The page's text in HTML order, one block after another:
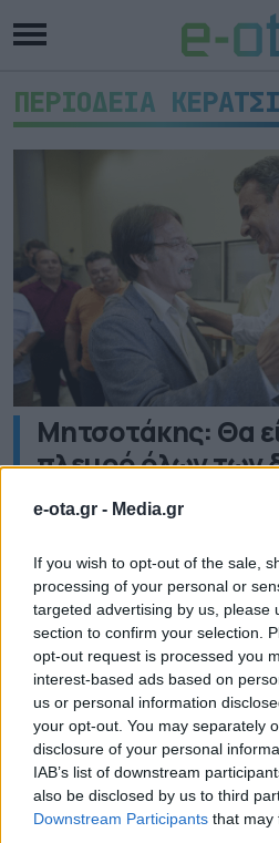
e-ota.gr - Media.gr
If you wish to opt-out of the sale,
processing of your personal or
targeted advertising by us, please
section to confirm your selection.
opt-out request is processed you
interest-based ads based on
us or personal information
your opt-out. You may separately
disclosure of your personal
IAB’s list of downstream
also be disclosed by us to third
Downstream Participants that may
ΠΕΡΙΟΔΕΙΑ
Μητσοτάκης: Θα
πλευρό όλων των
ενεξαρτήτως
προέλευσης
Το μήνυμα ότι την επομένη
υπάρχουν «οι δικοί μας και οι
από το Κερατσίνι ο Κυριάκος
Πρόεδρος της Νέας
χθες τη γειτονιά του
του στάση στο Δημαρχείο
Δραπετσώνας, στο οποίο τον
νεοκλεγείς Δήμαρχος της
Βρεττάκος. Ο […]
05.06.2019 - 12.36